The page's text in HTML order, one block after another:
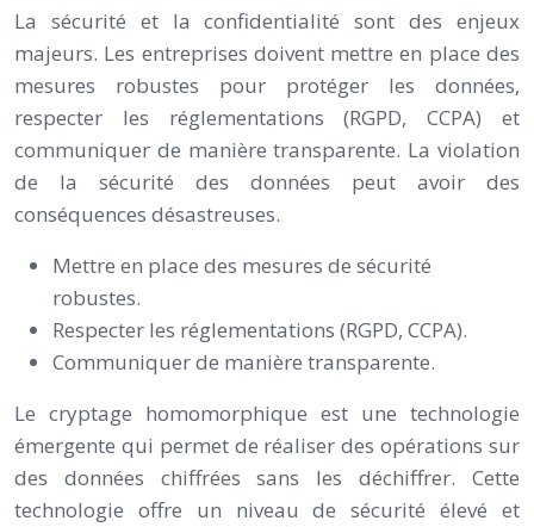
La sécurité et la confidentialité sont des enjeux
majeurs. Les entreprises doivent mettre en place des
mesures robustes pour protéger les données,
respecter les réglementations (RGPD, CCPA) et
communiquer de manière transparente. La violation
de la sécurité des données peut avoir des
conséquences désastreuses.
Mettre en place des mesures de sécurité
robustes.
Respecter les réglementations (RGPD, CCPA).
Communiquer de manière transparente.
Le cryptage homomorphique est une technologie
émergente qui permet de réaliser des opérations sur
des données chiffrées sans les déchiffrer. Cette
technologie offre un niveau de sécurité élevé et